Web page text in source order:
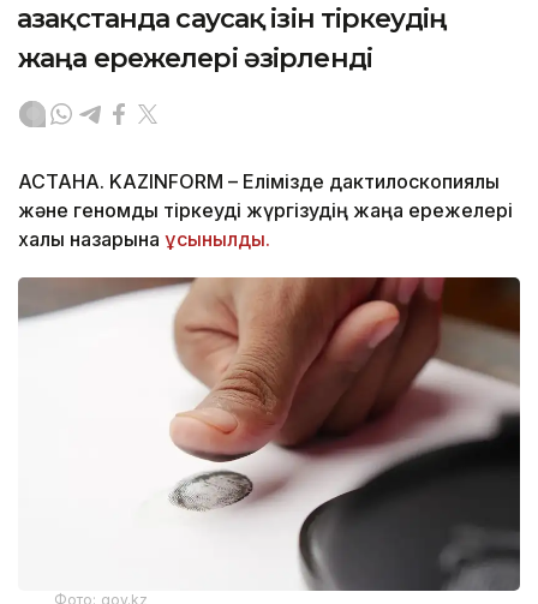
Қазақстанда саусақ ізін тіркеудің
жаңа ережелері әзірленді
АСТАНА. KAZINFORM – Елімізде дактилоскопиялық
және геномдық тіркеуді жүргізудің жаңа ережелері
халық назарына ұсынылды.
Фото: gov.kz